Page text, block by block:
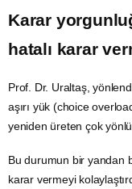
Karar
hatalı karar
Prof. Dr. Uraltaş,
aşırı yük (choice
yeniden üreten çok yönlü
Bu durumun bir yandan
karar vermeyi